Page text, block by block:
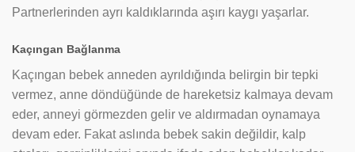
Partnerlerinden ayrı kaldıklarında aşırı kaygı yaşarlar.
Kaçıngan Bağlanma
Kaçıngan bebek anneden ayrıldığında belirgin bir tepki
vermez, anne döndüğünde de hareketsiz kalmaya devam
eder, anneyi görmezden gelir ve aldırmadan oynamaya
devam eder. Fakat aslında bebek sakin değildir, kalp